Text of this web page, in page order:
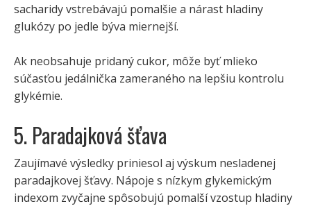
sacharidy vstrebávajú pomalšie a nárast hladiny
glukózy po jedle býva miernejší.
Ak neobsahuje pridaný cukor, môže byť mlieko
súčasťou jedálnička zameraného na lepšiu kontrolu
glykémie.
5. Paradajková šťava
Zaujímavé výsledky priniesol aj výskum nesladenej
paradajkovej šťavy. Nápoje s nízkym glykemickým
indexom zvyčajne spôsobujú pomalší vzostup hladiny